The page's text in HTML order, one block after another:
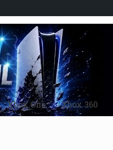
Xbox One Xbox 360